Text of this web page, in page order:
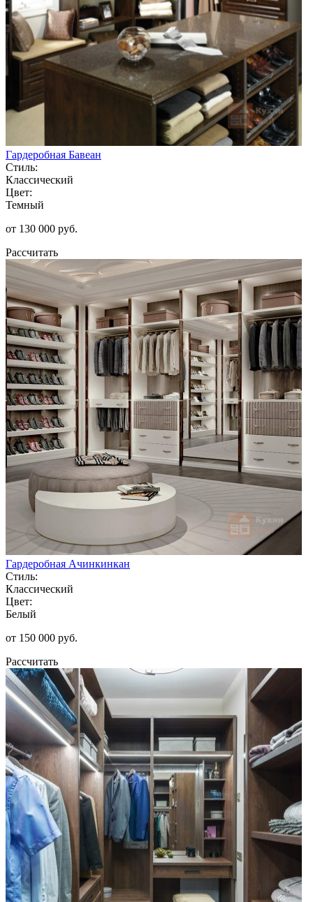
Гардеробная Бавеан
Стиль:
Классический
Цвет:
Темный
от 130 000 руб.
Рассчитать
Гардеробная Ачинкинкан
Стиль:
Классический
Цвет:
Белый
от 150 000 руб.
Рассчитать